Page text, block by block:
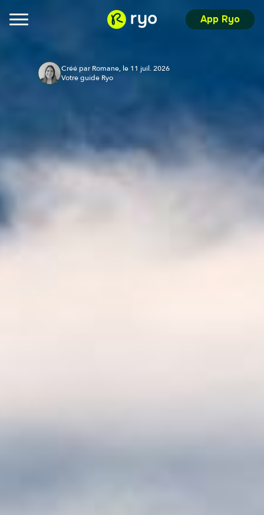
App Ryo
Créé par Romane, le 11 juil. 2026
Votre guide Ryo